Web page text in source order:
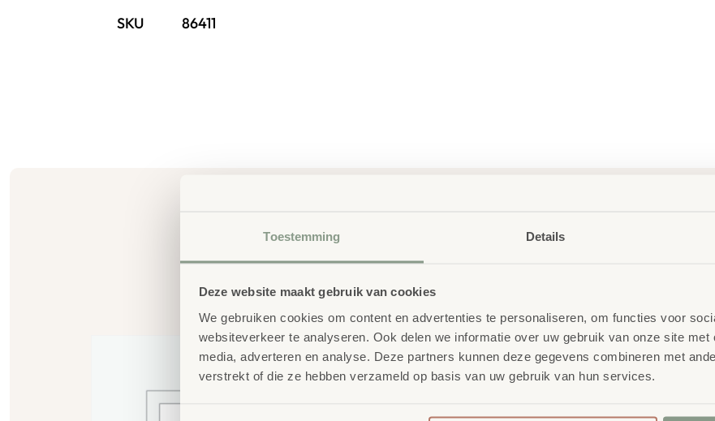
Toestemming Details
Deze website maakt gebruik van cookies
We gebruiken cookies om content en advertenties te personaliseren, om functies voor
websiteverkeer te analyseren. Ook delen we informatie over uw gebruik van onze site
media, adverteren en analyse. Deze partners kunnen deze gegevens combineren met
verstrekt of die ze hebben verzameld op basis van uw gebruik van hun services.
SKU 86411
Gerelateerde